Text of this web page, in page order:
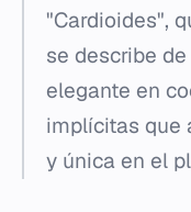
"Cardioides",
se describe
elegante en
implícitas que
y única en el